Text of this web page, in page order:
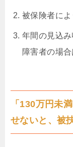
被保険者に
年間の見込
障害者の場
「130万円未
せないと、被